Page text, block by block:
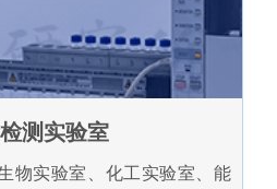
测实验室
物实验室、化工实验室、能